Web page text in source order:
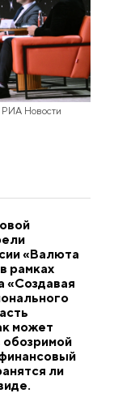
РИА Новости
«Валюта
рамках
«Создавая
может
обозримой
ли